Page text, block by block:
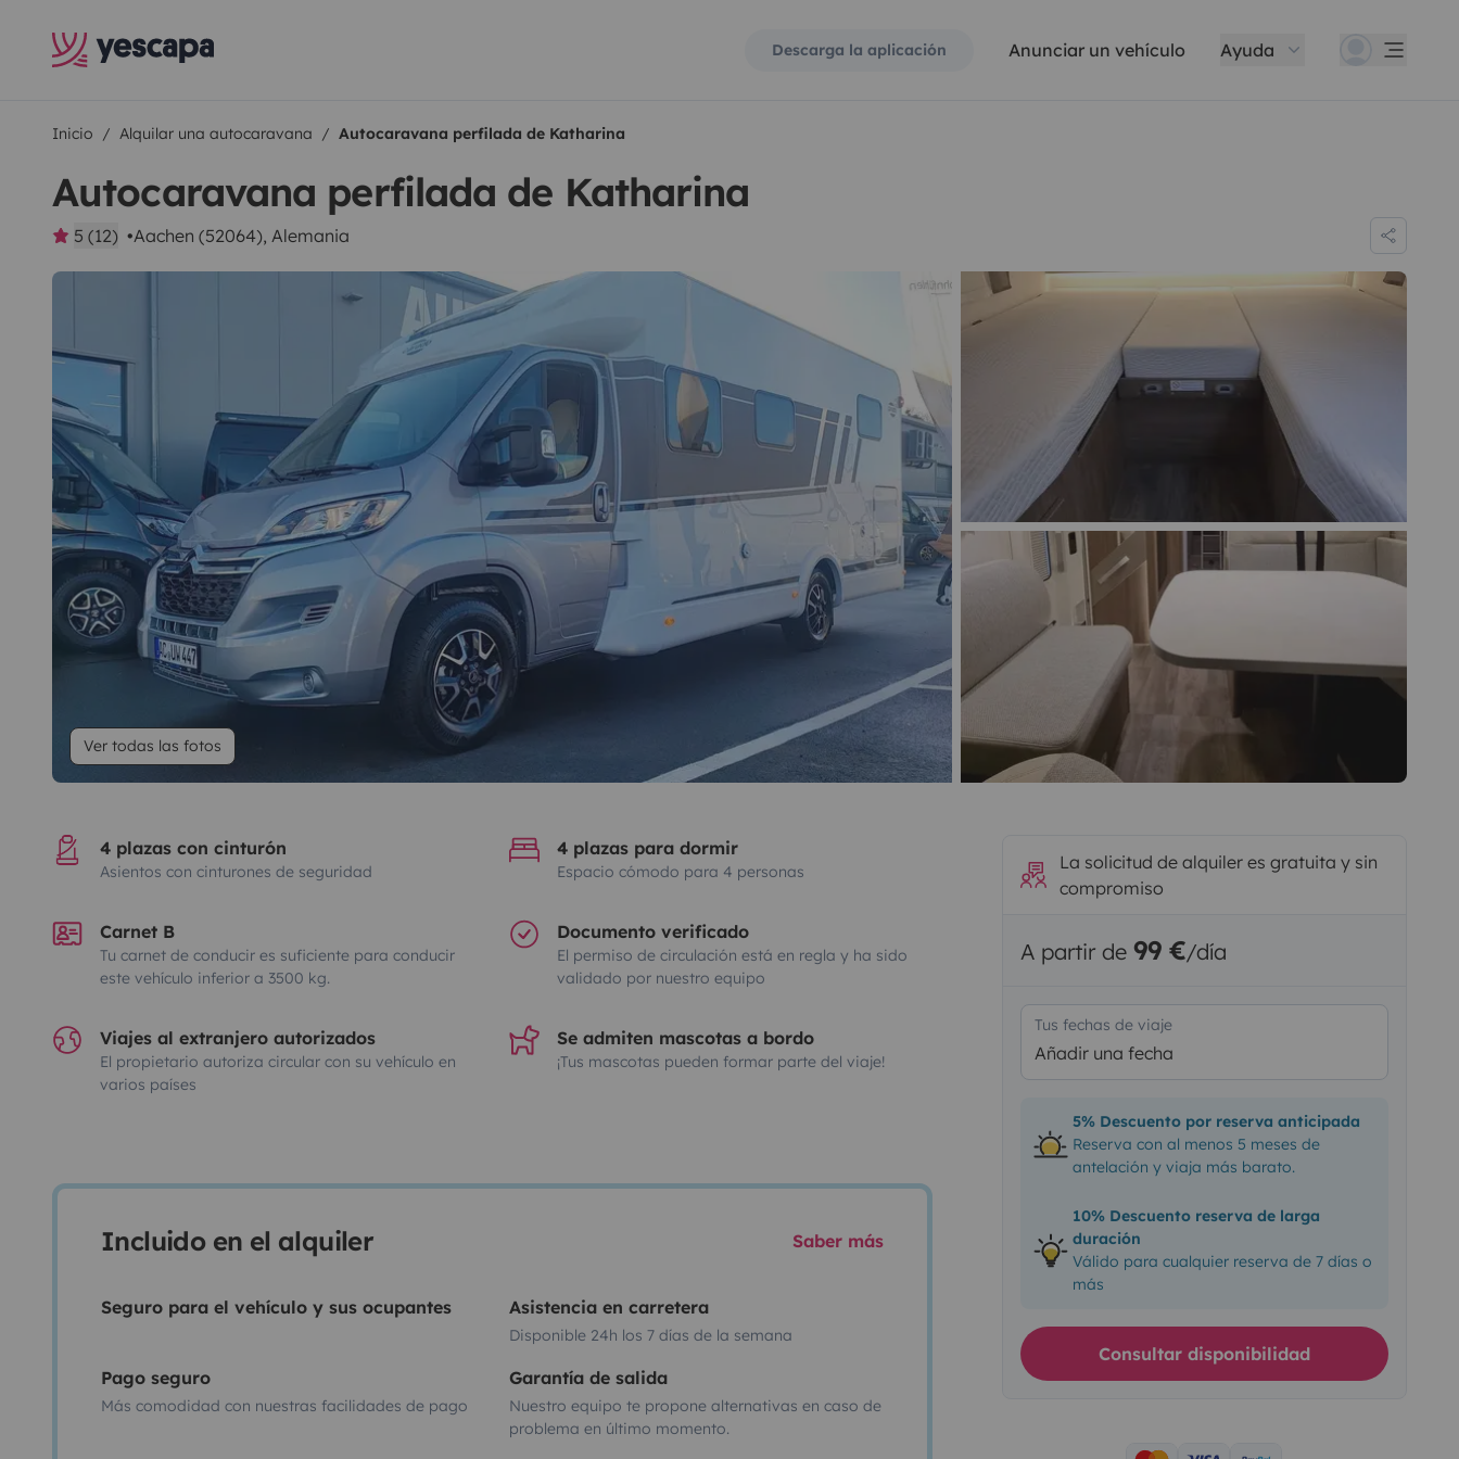
Descarga la aplicación Anunciar un vehículo Ayuda
Inicio Alquilar una autocaravana Autocaravana perfilada de Katharina
Autocaravana perfilada de Katharina
5 (12) Aachen (52064), Alemania
Ver todas las fotos
4 plazas con cinturón
Asientos con cinturones de seguridad
4 plazas para dormir
Espacio cómodo para 4 personas
Carnet B
Tu carnet de conducir es suficiente para conducir
este vehículo inferior a 3500 kg.
Documento verificado
El permiso de circulación está en regla y ha sido
validado por nuestro equipo
Viajes al extranjero autorizados
El propietario autoriza circular con su vehículo en
varios países
Se admiten mascotas a bordo
¡Tus mascotas pueden formar parte del viaje!
Incluido en el alquiler Saber más
Seguro para el vehículo y sus ocupantes Asistencia en carretera
Disponible 24h los 7 días de la semana
Pago seguro
Más comodidad con nuestras facilidades de pago
Garantía de salida
Nuestro equipo te propone alternativas en caso de
problema en último momento.
La solicitud de alquiler es gratuita y sin
compromiso
A partir de 99 €/día
Tus fechas de viaje
Añadir una fecha
5% Descuento por reserva anticipada
Reserva con al menos 5 meses de
antelación y viaja más barato.
10% Descuento reserva de larga
duración
Válido para cualquier reserva de 7 días o
más
Consultar disponibilidad